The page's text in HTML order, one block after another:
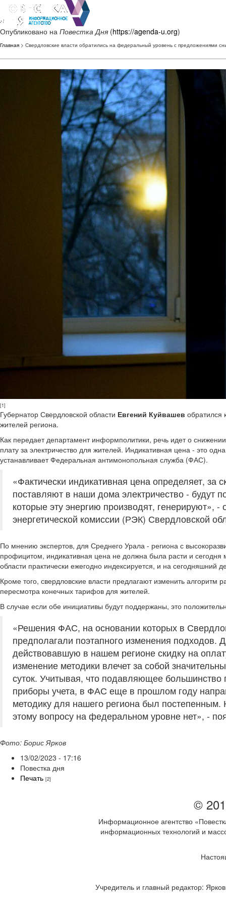
Опубликовано на Повестка Дня (https://agenda-u.org)
Главная > Свердловские власти обратились на федеральный уровень с предложениями
[1]
Губернатор Свердловской области Евгений Куйвашев обратился
жителей региона.
Как передает департамент информполитики, речь идет о
плату за электричество для жителей. Индикативная цена - это
устанавливает Федеральная антимонопольная служба (ФАС).
«Фактически индикативная цена определяет,
поставляют в наши дома электричество - будут
которые эту энергию производят, генерируют»,
энергетической комиссии (РЭК) Свердловской
По мнению экспертов, для Среднего Урала - региона с
профицитом, индикативная цена не должна была расти и
области практически ежегодно индексируется, и на сегодняшний
Кроме того, свердловские власти предлагают изменить
пересмотра конечных тарифов для жителей.
В случае если обе инициативы будут поддержаны, это
«Решения ФАС, на основании которых в
предполагали поэтапного изменения подходов.
действовавшую в нашем регионе скидку на
изменение методики влечет за собой
суток. Учитывая, что подавляющее
приборы учета, в ФАС еще в прошлом году
методику для нашего региона был
этому вопросу на федеральном уровне нет», -
Фото: Борис Ярков
13/02/2023 - 17:16
Повестка дня
Печать [2]
©
Информационное агентство
информационных технологий и
Учредитель и главный редактор: